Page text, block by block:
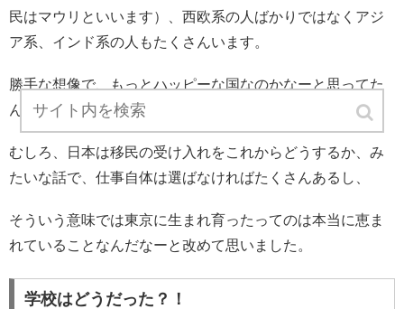
民はマウリといいます）、西欧系の人ばかりではなくアジ
ア系、インド系の人もたくさんいます。
勝手な想像で、もっとハッピーな国なのかなーと思ってた
んですけど、勝手に残念に思っていました。
むしろ、日本は移民の受け入れをこれからどうするか、み
たいな話で、仕事自体は選ばなければたくさんあるし、
そういう意味では東京に生まれ育ったってのは本当に恵ま
れていることなんだなーと改めて思いました。
学校はどうだった？！